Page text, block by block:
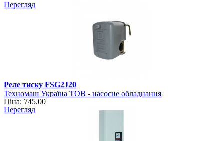
Перегляд
Реле тиску FSG2J20
Техномаш Україна ТОВ - насосне обладнання
Ціна: 745.00
Перегляд